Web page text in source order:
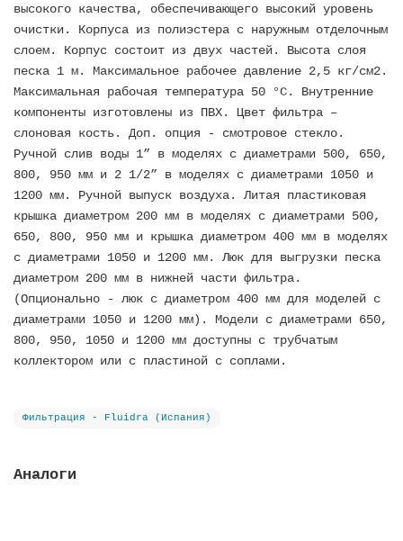
высокого качества, обеспечивающего высокий уровень
очистки. Корпуса из полиэстера с наружным отделочным
слоем. Корпус состоит из двух частей. Высота слоя
песка 1 м. Максимальное рабочее давление 2,5 кг/см2.
Максимальная рабочая температура 50 °С. Внутренние
компоненты изготовлены из ПВХ. Цвет фильтра –
слоновая кость. Доп. опция - смотровое стекло.
Ручной слив воды 1” в моделях с диаметрами 500, 650,
800, 950 мм и 2 1/2” в моделях с диаметрами 1050 и
1200 мм. Ручной выпуск воздуха. Литая пластиковая
крышка диаметром 200 мм в моделях с диаметрами 500,
650, 800, 950 мм и крышка диаметром 400 мм в моделях
с диаметрами 1050 и 1200 мм. Люк для выгрузки песка
диаметром 200 мм в нижней части фильтра.
(Опционально - люк с диаметром 400 мм для моделей с
диаметрами 1050 и 1200 мм). Модели с диаметрами 650,
800, 950, 1050 и 1200 мм доступны с трубчатым
коллектором или с пластиной с соплами.
Фильтрация - Fluidra (Испания)
Аналоги